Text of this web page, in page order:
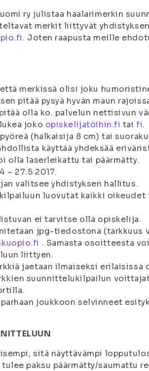
ry julistaa haalarimerkin
merkit liittyvät
. Joten raapusta meille
merkissä olisi joku
pitää pysyä hyvän maun
olla ko. palvelun nettisivun
joko opiskelijatöihin.fi taifi.
(halkaisija 8 cm) tai
käyttää yhdeksää
olla laserleikattu tai päärmätty.
– 27.5.2017.
valitsee yhdistyksen hallitus.
luovutat kaikki
ei tarvitse olla opiskelija.
jpg-tiedostona (tarkkuus
. Samasta osoitteesta
liittyen.
jaetaan ilmaiseksi erilaisissa
suunnittelukilpailun
joukkoon selvinneet
sitä näyttävämpi
paksu päärmätty/saumattu